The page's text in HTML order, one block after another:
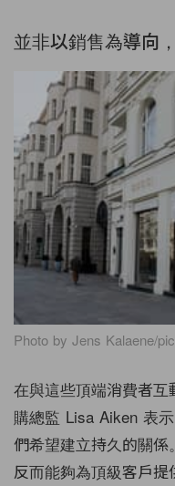
並非以銷售為導向
Photo by Jens Kalaene/
在與這些頂端消費者
購總監 Lisa Aiken 表
們希望建立持久的關係
反而能夠為頂級客戶